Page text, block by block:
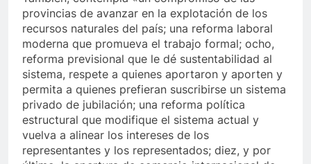
provincias de avanzar en la explotación de los
recursos naturales del país; una reforma laboral
moderna que promueva el trabajo formal; ocho,
reforma previsional que le dé sustentabilidad al
sistema, respete a quienes aportaron y aporten y
permita a quienes prefieran suscribirse un sistema
privado de jubilación; una reforma política
estructural que modifique el sistema actual y
vuelva a alinear los intereses de los
representantes y los representados; diez, y por